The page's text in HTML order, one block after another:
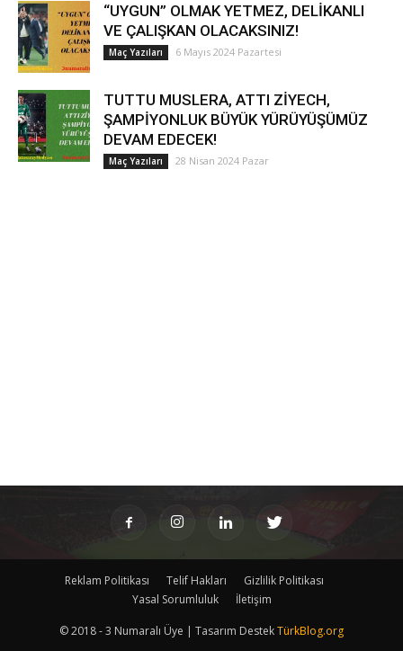
“UYGUN” OLMAK YETMEZ, DELİKANLI
VE ÇALIŞKAN OLACAKSINIZ!
Maç Yazıları 6 Mayıs 2024 Pazartesi
TUTTU MUSLERA, ATTI ZİYECH,
ŞAMPİYONLUK BÜYÜK YÜRÜYÜŞÜMÜZ
DEVAM EDECEK!
Maç Yazıları 28 Nisan 2024 Pazar
Reklam Politikası Telif Hakları
Gizlilik Politikası
Yasal Sorumluluk
İletişim
© 2018 - 3 Numaralı Üye | Tasarım DestekTürkBlog.org